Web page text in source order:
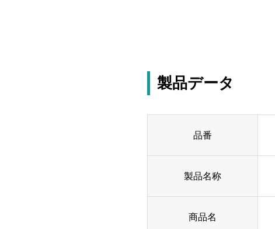
製品データ
品番
製品名称
商品名